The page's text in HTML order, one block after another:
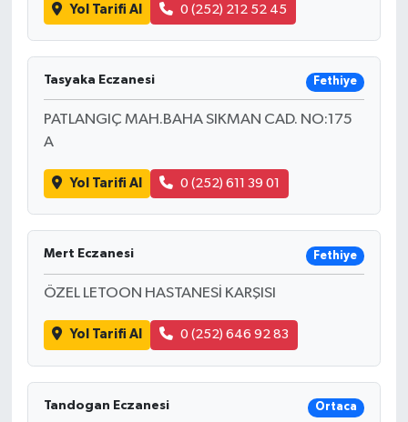
Yol Tarifi Al 0 (252) 212 52 45
Tasyaka Eczanesi Fethiye
PATLANGIÇ MAH.BAHA SIKMAN CAD. NO:175
A
Yol Tarifi Al 0 (252) 611 39 01
Mert Eczanesi Fethiye
ÖZEL LETOON HASTANESİ KARŞISI
Yol Tarifi Al 0 (252) 646 92 83
Tandogan Eczanesi Ortaca